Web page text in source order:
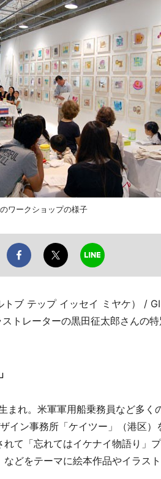
ワークショップの様子
ブ テップ イッセイ ミヤケ） /
トレーターの黒田征太郎さんの
れ。米軍軍用船乗務員など多く
イン事務所「ケイツー」（港区
て「忘れてはイケナイ物語り」
どをテーマに絵本作品やイラスト